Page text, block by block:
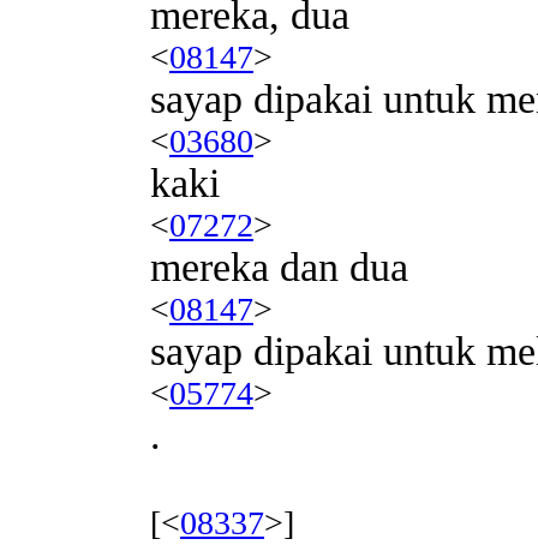
mereka, dua
<08147>
sayap dipakai untuk
<03680>
kaki
<07272>
mereka dan dua
<08147>
sayap dipakai untuk
<05774>
.
[<08337>]